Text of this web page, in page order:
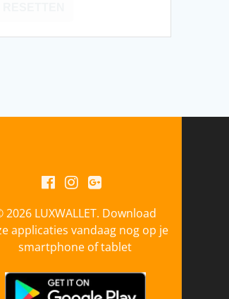
2026 LUXWALLET. Download
applicaties vandaag nog op je
smartphone of tablet